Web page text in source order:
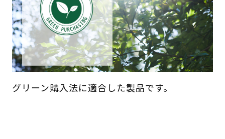
グリーン購入法に適合した製品です。